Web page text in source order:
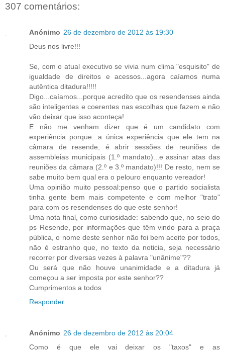
307 comentários:
Anónimo 26 de dezembro de 2012 às 19:30
Deus nos livre!!!
Se, com o atual executivo se vivia num clima "esquisito" de
igualdade de direitos e acessos...agora caíamos numa
autêntica ditadura!!!!!
Digo...caíamos...porque acredito que os resendenses ainda
são inteligentes e coerentes nas escolhas que fazem e não
vão deixar que isso aconteça!
E não me venham dizer que é um candidato com
experiência porque...a única experiência que ele tem na
câmara de resende, é abrir sessões de reuniões de
assembleias municipais (1.º mandato)...e assinar atas das
reuniões da câmara (2.º e 3.º mandato)!!! De resto, nem se
sabe muito bem qual era o pelouro enquanto vereador!
Uma opinião muito pessoal:penso que o partido socialista
tinha gente bem mais competente e com melhor "trato"
para com os resendenses do que este senhor!
Uma nota final, como curiosidade: sabendo que, no seio do
ps Resende, por informações que têm vindo para a praça
pública, o nome deste senhor não foi bem aceite por todos,
não é estranho que, no texto da noticia, seja necessário
recorrer por diversas vezes à palavra "unânime"??
Ou será que não houve unanimidade e a ditadura já
começou a ser imposta por este senhor??
Cumprimentos a todos
Responder
Anónimo 26 de dezembro de 2012 às 20:04
Como é que ele vai deixar os "taxos" e as